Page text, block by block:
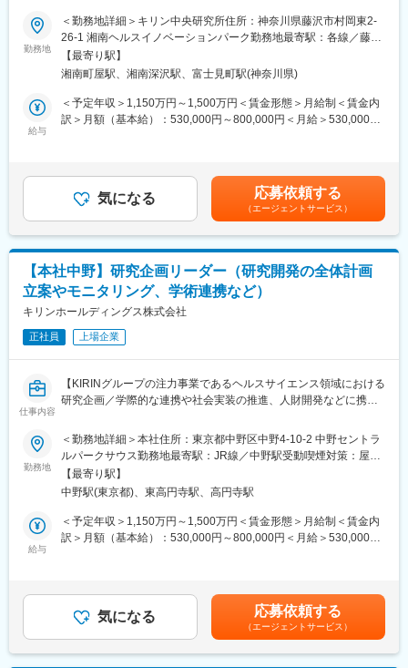
計に関しても、研究者としての視点から意見を出し、開発を前に
進める役割を担っていただく場面があります
・主体的な連携
他の企業やメーカーなど、多様な外部パートナーとの共同検証が
設計や実装に主体的に関与していくため、視野を大きく広げるこ
とができます
（いわゆる培養肉）分野を主な対象領域とし、初代細胞の分離・
株化から、浮遊培養・スケールアップまでを一気通貫で扱ってい
ます。数百リットル規模での実証を含め、国内でも最大級のスケ
ールで実装に近い技術開発を行い、研究室の成果を“再現可能な産
業技術”へと昇華させています
変更の範囲：会社の定める業務
■募集背景
キリンホールディングスにおいて、「医」と「食」の間のヘルス
サイエンス事業を次代の経営の柱と位置付けており、成長領域と
して継続的かつ積極的な投資が行われています。
事業のさらなる拡大に向けては新たな価値創出の必要性が一層高
まっており、その中核として、2023年に新設されたヘルスサイエ
度な研究知見を基盤とした事業化の推進や組織基盤の強化、新規
プロジェクトの立ち上げを担い、研究開発を牽引していただける
■業務内容
研究開発グループの運営において、免疫・腸・神経等の注力領域
における研究テーマの戦略立案、人材育成、進捗およびリソース
管理を通じて、組織全体の研究力最大化と成果創出をリードして
いただきます。
さらに、ファンケル・ブラックモアズなどのグループ内外の研究
機関との連携を軸に、グローバルな研究ハブ機能の構築・運営を
担い、各社の強みを活かした共同研究の企画・推進や、技術・知
見の統合による新たな価値創出に取り組んでいただきます。
■組織状況
全体で約40名、3チーム体制の組織となっており、テーマ・領域
毎にチームが分かれております。
キャリア採用にて入社した者もおり、働きやすい環境です。
■仕事の魅力・やりがい
・キリンのヘルスサイエンス領域の中核
・食品業界、医薬品業界等の多様なバックグラウンドを持った仲
間と協働する環境
変更の範囲：会社の定める業務
勤務地
＜勤務地詳細＞キリン中央研究所住所：神奈川県藤沢市村岡東2-
26-1 湘南ヘルスイノベーションパーク勤務地最寄駅：各線／藤沢
駅受動喫煙対策：屋内全面禁煙変更の範囲：会社の定める事業所
（リモートワーク含む）
【最寄り駅】
湘南町屋駅、湘南深沢駅、富士見町駅(神奈川県)
給与
＜予定年収＞1,150万円～1,500万円＜賃金形態＞月給制＜賃金内
訳＞月額（基本給）：530,000円～800,000円＜月給＞530,000円
あり、選考を通じて上下する可能性があります。月給(月額)は固定
手当を含めた表記です。
気になる 応募依頼する
（エージェントサービス）
【本社中野】研究企画リーダー（研究開発の全体計画
立案やモニタリング、学術連携など）
キリンホールディングス株式会社
正社員 上場企業
仕事内容
【KIRINグループの注力事業であるヘルスサイエンス領域における
研究企画／学際的な連携や社会実装の推進、人財開発などに携わ
■募集背景
ヘルスサイエンス研究所の研究企画ユニットは、ヘルスサイエン
ス本部の研究開発における全体計画の立案、事業会社研究所との
連携、新規および波及効果の高い企画の発掘や支援を実行してい
る組織です。
ヘルスサイエンス事業のさらなる成長において、学際的な連携、
■業務内容
・研究企画業務、組織運営(研究開発担当、学術推進担当)および
勤務地
＜勤務地詳細＞本社住所：東京都中野区中野4-10-2 中野セントラ
ルパークサウス勤務地最寄駅：JR線／中野駅受動喫煙対策：屋内
全面禁煙変更の範囲：会社の定める事業所（リモートワーク含
む）
【最寄り駅】
中野駅(東京都)、東高円寺駅、高円寺駅
給与
＜予定年収＞1,150万円～1,500万円＜賃金形態＞月給制＜賃金内
訳＞月額（基本給）：530,000円～800,000円＜月給＞530,000円
あり、選考を通じて上下する可能性があります。月給(月額)は固定
手当を含めた表記です。
気になる 応募依頼する
（エージェントサービス）